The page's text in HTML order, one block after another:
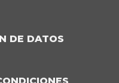
DE DATOS